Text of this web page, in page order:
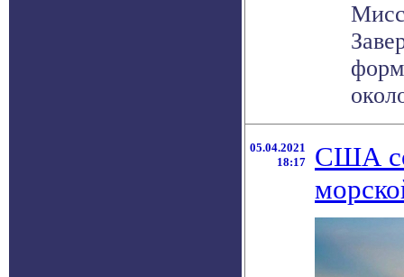
05.04.2021
18:17
США